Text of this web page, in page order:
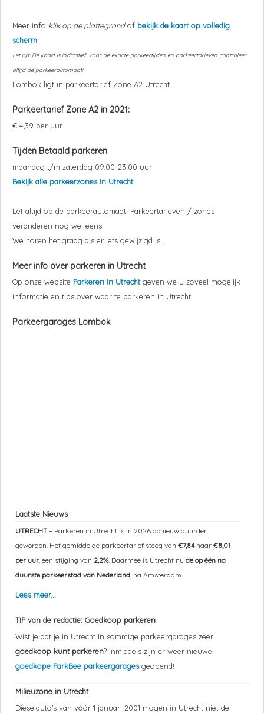
Meer info klik op de plattegrondof bekijk de kaart op volledig
scherm
Let op: De kaart is indicatief. Voor de exacte parkeertijden en parkeertarieven controleer
altijd de parkeerautomaat!
Lombok ligt in parkeertarief Zone A2 Utrecht.
Parkeertarief Zone A2 in 2021:
€ 4,39 per uur
Tijden Betaald parkeren
maandag t/m zaterdag 09.00-23.00 uur
Bekijk alle parkeerzones in Utrecht
Let altijd op de parkeerautomaat. Parkeertarieven / zones
veranderen nog wel eens.
We horen het graag als er iets gewijzigd is.
Meer info over parkeren in Utrecht
Op onze website Parkeren in Utrechtgeven we u zoveel mogelijk
informatie en tips over waar te parkeren in Utrecht.
Parkeergarages Lombok
Laatste Nieuws
UTRECHT– Parkeren in Utrecht is in 2026 opnieuw duurder
geworden. Het gemiddelde parkeertarief steeg van €7,84naar €8,01
per uur , een stijging van 2,2%. Daarmee is Utrecht nu de op één na
duurste parkeerstad van Nederland , na Amsterdam.
Lees meer...
TIP van de redactie: Goedkoop parkeren
Wist je dat je in Utrecht in sommige parkeergarages zeer
goedkoop kunt parkeren? Inmiddels zijn er weer nieuwe
goedkope ParkBee parkeergaragesgeopend!
Milieuzone in Utrecht
Dieselauto's van vóór 1 januari 2001 mogen in Utrecht niet de